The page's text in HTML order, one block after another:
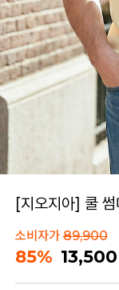
[지오지아] 쿨
소비자가89,900
85% 13,500